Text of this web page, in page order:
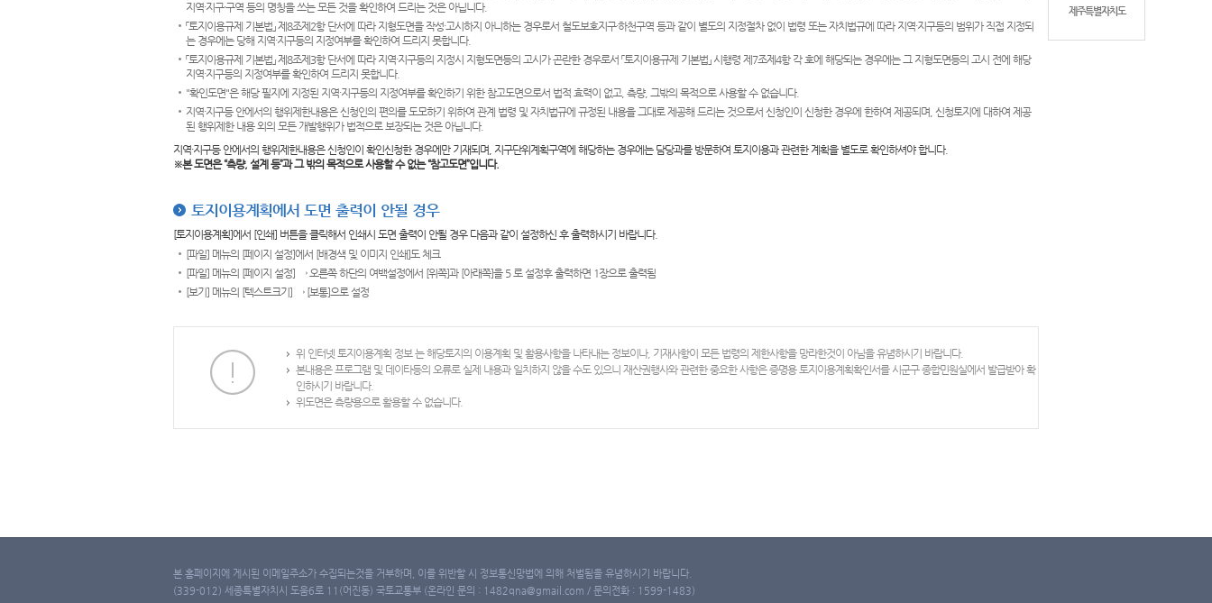
제주특별자치도
지역·지구·구역 등의 명칭을 쓰는 모든 것을 확인하여 드리는 것은 아닙니다.
「토지이용규제 기본법」 제8조제2항 단서에 따라 지형도면을 작성·고시하지 아니하는 경우로서 철도보호지구·하천구역 등과 같이 별도의 지정절차 없이 법령 또는 자치법규에 따라 지역·지구등의 범위가 직접 지정되
는 경우에는 당해 지역·지구등의 지정여부를 확인하여 드리지 못합니다.
「토지이용규제 기본법」 제8조제3항 단서에 따라 지역·지구등의 지정시 지형도면등의 고시가 곤란한 경우로서 「토지이용규제 기본법」 시행령 제7조제4항 각 호에 해당되는 경우에는 그 지형도면등의 고시 전에 해당
지역·지구등의 지정여부를 확인하여 드리지 못합니다.
"확인도면"은 해당 필지에 지정된 지역·지구등의 지정여부를 확인하기 위한 참고도면으로서 법적 효력이 없고, 측량, 그밖의 목적으로 사용할 수 없습니다.
지역·지구등 안에서의 행위제한내용은 신청인의 편의를 도모하기 위하여 관계 법령 및 자치법규에 규정된 내용을 그대로 제공해 드리는 것으로서 신청인이 신청한 경우에 한하여 제공되며, 신청토지에 대하여 제공
된 행위제한 내용 외의 모든 개발행위가 법적으로 보장되는 것은 아닙니다.
지역·지구등 안에서의 행위제한내용은 신청인이 확인신청한 경우에만 기재되며, 지구단위계획구역에 해당하는 경우에는 담당과를 방문하여 토지이용과 관련한 계획을 별도로 확인하셔야 합니다.
※본 도면은“측량, 설계 등”과 그 밖의 목적으로 사용할 수 없는 “참고도면”입니다.
토지이용계획에서 도면 출력이 안될 경우
[토지이용계획]에서 [인쇄] 버튼을 클릭해서 인쇄시 도면 출력이 안될 경우 다음과 같이 설정하신 후 출력하시기 바랍니다.
[파일] 메뉴의 [페이지 설정]에서 [배경색 및 이미지 인쇄]도 체크
[파일] 메뉴의 [페이지 설정] → 오른쪽 하단의 여백설정에서 [위쪽]과 [아래쪽]을 5 로 설정후 출력하면 1장으로 출력됨
[보기] 메뉴의 [텍스트크기] → [보통]으로 설정
위 인터넷 토지이용계획 정보 는 해당토지의 이용계획 및 활용사항을 나타내는 정보이나, 기재사항이 모든 법령의 제한사항을 망라한것이 아님을 유념하시기 바랍니다.
본내용은 프로그램 및 데이타등의 오류로 실제 내용과 일치하지 않을 수도 있으니 재산권행사와 관련한 중요한 사항은 증명용 토지이용계획확인서를 시군구 종합민원실에서 발급받아 확
인하시기 바랍니다.
위도면은 측량용으로 활용할 수 없습니다.
본 홈페이지에 게시된 이메일주소가 수집되는것을 거부하며, 이를 위반할 시 정보통신망법에 의해 처벌됨을 유념하시기 바랍니다.
(339-012) 세종특별자치시 도움6로 11(어진동) 국토교통부 (온라인 문의 : 1482qna@gmail.com / 문의전화 : 1599-1483)